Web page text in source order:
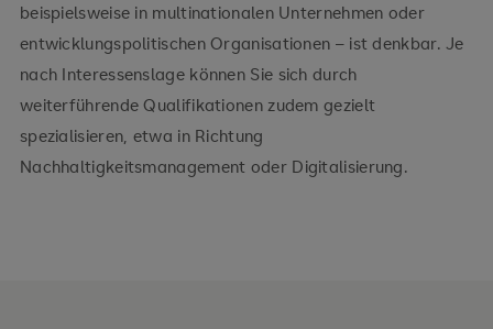
beispielsweise in multinationalen Unternehmen oder
entwicklungspolitischen Organisationen – ist denkbar. Je
nach Interessenslage können Sie sich durch
weiterführende Qualifikationen zudem gezielt
spezialisieren, etwa in Richtung
Nachhaltigkeitsmanagement oder Digitalisierung.